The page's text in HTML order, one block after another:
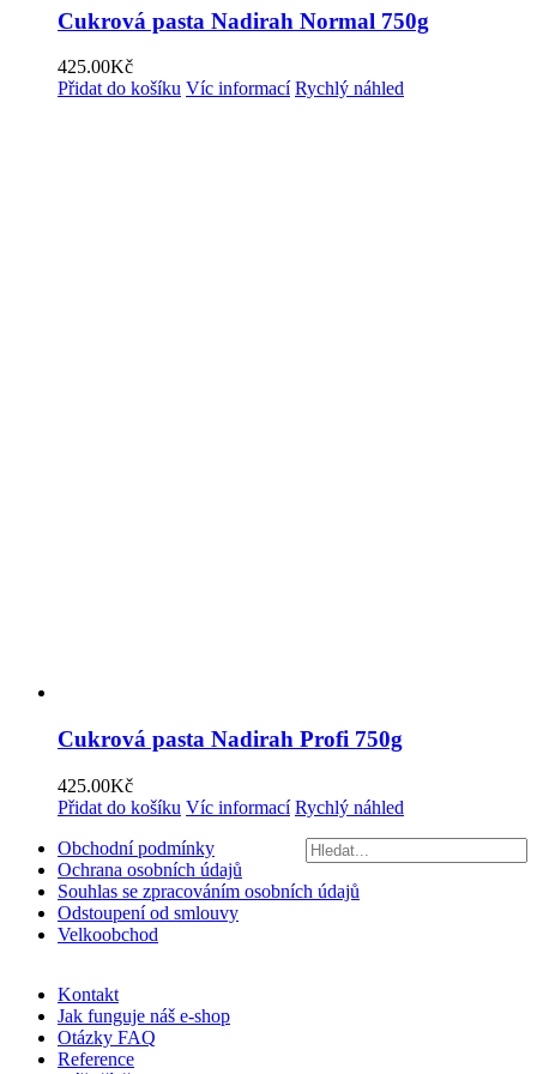
Cukrová pasta Nadirah Normal 750g
425.00Kč
Přidat do košíku Víc informací Rychlý náhled
Cukrová pasta Nadirah Profi 750g
425.00Kč
Přidat do košíku Víc informací Rychlý náhled
Obchodní podmínky
Ochrana osobních údajů
Souhlas se zpracováním osobních údajů
Odstoupení od smlouvy
Velkoobchod
Kontakt
Jak funguje náš e-shop
Otázky FAQ
Reference